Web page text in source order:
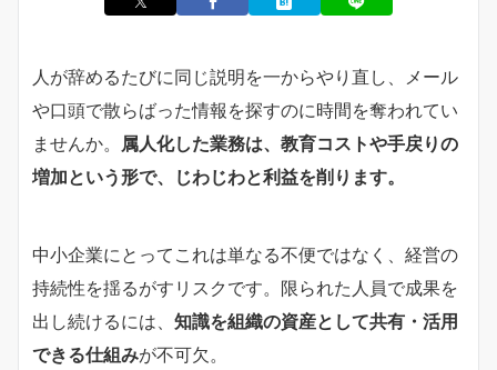
人が辞めるたびに同じ説明を一からやり直し、メール
や口頭で散らばった情報を探すのに時間を奪われてい
ませんか。 属人化した業務は、教育コストや手戻りの
増加という形で、じわじわと利益を削ります。
中小企業にとってこれは単なる不便ではなく、経営の
持続性を揺るがすリスクです。限られた人員で成果を
出し続けるには、 知識を組織の資産として共有・活用
できる仕組みが不可欠。